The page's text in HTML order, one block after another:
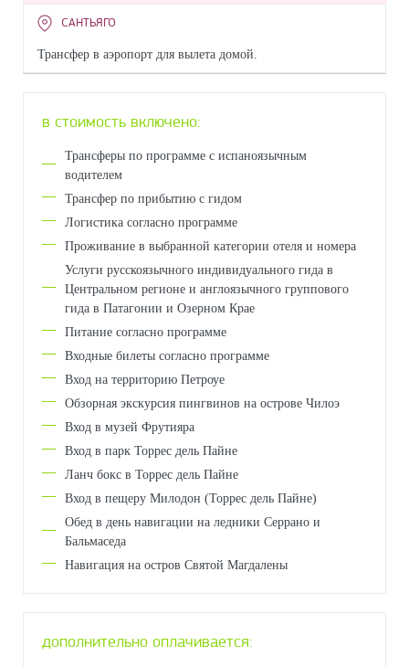
САНТЬЯГО
Трансфер в аэропорт для вылета домой.
в стоимость включено:
Трансферы по программе с испаноязычным
водителем
Трансфер по прибытию с гидом
Логистика согласно программе
Проживание в выбранной категории отеля и номера
Услуги русскоязычного индивидуального гида в
Центральном регионе и англоязычного группового
гида в Патагонии и Озерном Крае
Питание согласно программе
Входные билеты согласно программе
Вход на территорию Петроуе
Обзорная экскурсия пингвинов на острове Чилоэ
Вход в музей Фрутияра
Вход в парк Торрес дель Пайне
Ланч бокс в Торрес дель Пайне
Вход в пещеру Милодон (Торрес дель Пайне)
Обед в день навигации на ледники Серрано и
Бальмаседа
Навигация на остров Святой Магдалены
дополнительно оплачивается: